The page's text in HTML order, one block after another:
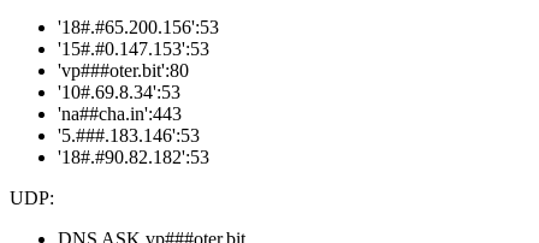
'18#.#65.200.156':53
'15#.#0.147.153':53
'vp###oter.bit':80
'10#.69.8.34':53
'na##cha.in':443
'5.###.183.146':53
'18#.#90.82.182':53
UDP: